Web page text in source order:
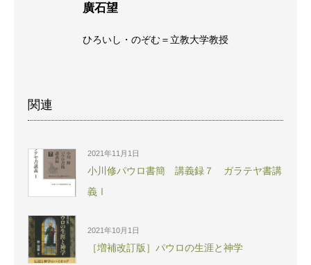
廣石望
ひろいし・のぞむ＝立教大学教授
関連
2021年11月1日
小川修パウロ書簡 講義録７ ガラテヤ書講
義Ⅰ
2021年10月1日
［増補改訂版］パウロの生涯と神学